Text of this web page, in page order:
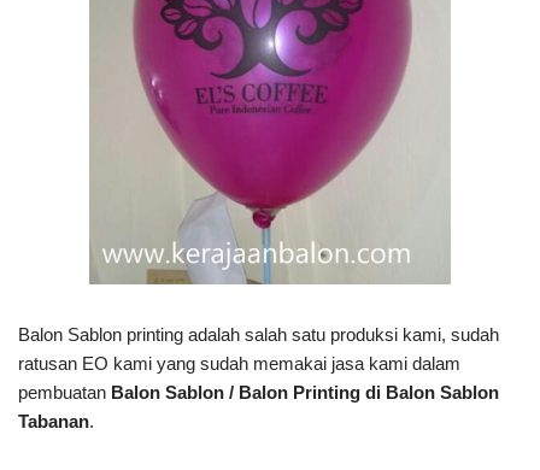
Balon Sablon printing adalah salah satu produksi kami, sudah
ratusan EO kami yang sudah memakai jasa kami dalam
pembuatan Balon Sablon / Balon Printing di Balon Sablon
Tabanan.